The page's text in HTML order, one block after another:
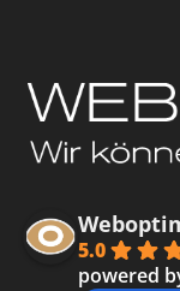
5.0
powered